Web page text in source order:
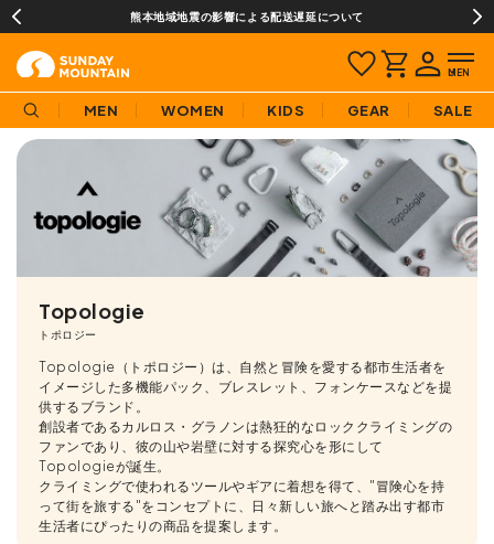
熊本地域地震の影響による配送遅延について
MEN WOMEN KIDS GEAR SALE
Topologie
トポロジー
Topologie（トポロジー）は、自然と冒険を愛する都市生活者を
イメージした多機能パック、ブレスレット、フォンケースなどを提
供するブランド。
創設者であるカルロス・グラノンは熱狂的なロッククライミングの
ファンであり、彼の山や岩壁に対する探究心を形にして
Topologieが誕生。
クライミングで使われるツールやギアに着想を得て、"冒険心を持
って街を旅する"をコンセプトに、日々新しい旅へと踏み出す都市
生活者にぴったりの商品を提案します。